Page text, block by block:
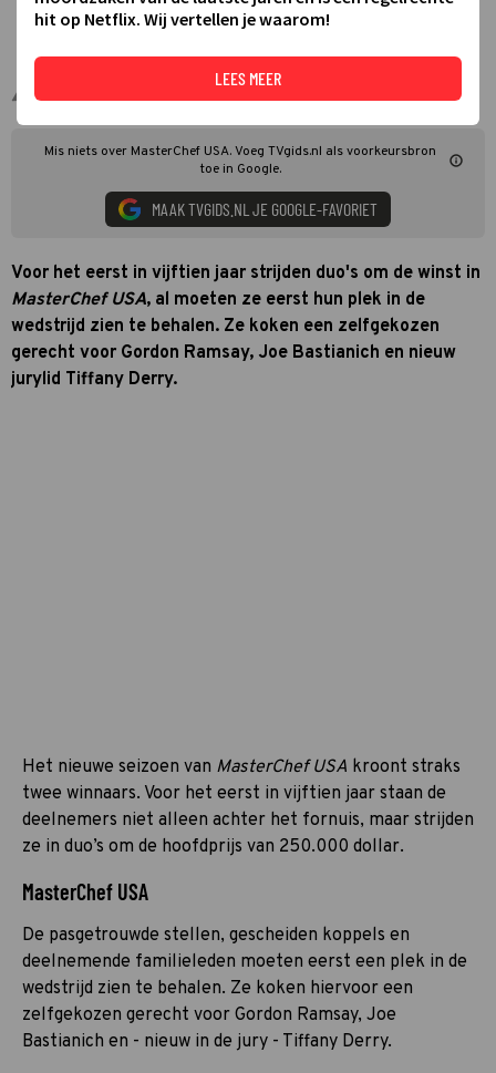
Gordon Ramsay en jury MasterChef USA
Mis niets over MasterChef USA. Voeg TVgids.nl als voorkeursbron
toe in Google.
MAAK TVGIDS.NL JE GOOGLE-FAVORIET
Voor het eerst in vijftien jaar strijden duo's om de winst in
MasterChef USA, al moeten ze eerst hun plek in de
wedstrijd zien te behalen. Ze koken een zelfgekozen
gerecht voor Gordon Ramsay, Joe Bastianich en nieuw
jurylid Tiffany Derry.
Het nieuwe seizoen van MasterChef USA kroont straks
twee winnaars. Voor het eerst in vijftien jaar staan de
deelnemers niet alleen achter het fornuis, maar strijden
ze in duo’s om de hoofdprijs van 250.000 dollar.
MasterChef USA
De pasgetrouwde stellen, gescheiden koppels en
deelnemende familieleden moeten eerst een plek in de
wedstrijd zien te behalen. Ze koken hiervoor een
zelfgekozen gerecht voor Gordon Ramsay, Joe
Bastianich en - nieuw in de jury - Tiffany Derry.
hit op Netflix. Wij vertellen je waarom!
LEES MEER